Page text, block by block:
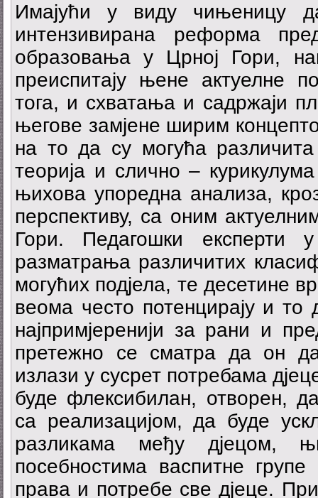
Имајући у виду чињеницу
интензивирана реформа
образовања у Црној Гори,
преиспитају њене актуелне
тога, и схватања и садржаји
његове замјене ширим
на то да су могућа
теорија и слично –
њихова упоредна анализа,
перспективу, са оним
Гори. Педагошки експерти
разматрања различитих
могућих подјела, те десетине
веома често потенцирају и то
најпримјеренији за рани и
претежно се сматра да он
излази у сусрет потребама
буде флексибилан, отворен,
са реализацијом, да буде
разликама међу дјецом,
посебностима васпитне
права и потребе све дјеце.